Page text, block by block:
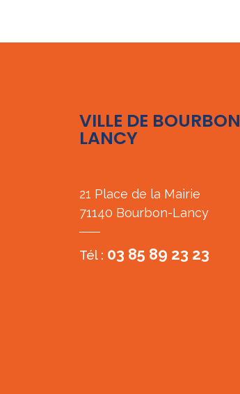
VILLE DE BOURBON
LANCY
21 Place de la Mairie
71140 Bourbon-Lancy
Tél : 03 85 89 23 23